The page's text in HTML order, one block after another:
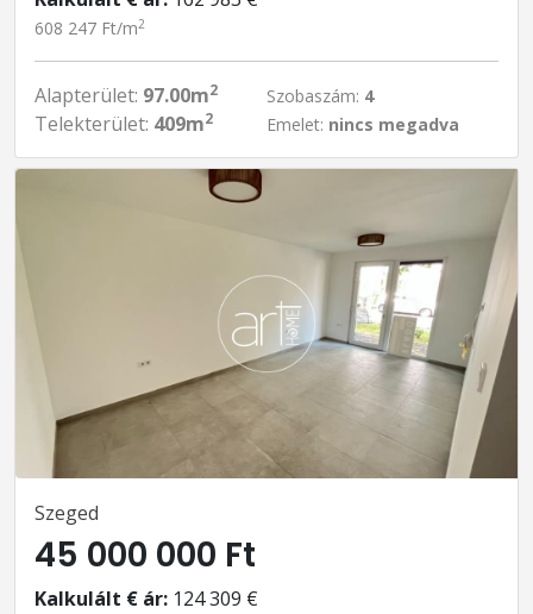
608 247 Ft/m2
Alapterület: 97.00m2
Telekterület: 409m2
Szobaszám: 4
Emelet: nincs megadva
Szeged
45 000 000 Ft
Kalkulált € ár: 124 309 €